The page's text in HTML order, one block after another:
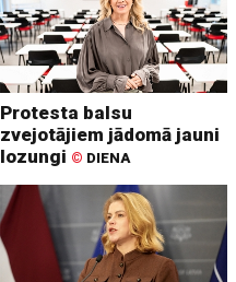
Protesta balsu
zvejotājiem jādomā jauni
lozungi © DIENA